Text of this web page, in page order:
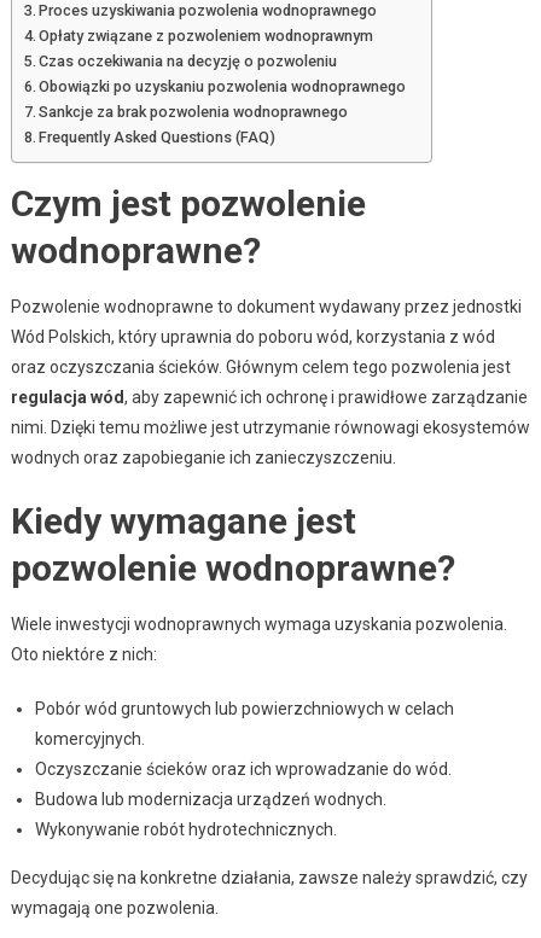
Proces uzyskiwania pozwolenia wodnoprawnego
Opłaty związane z pozwoleniem wodnoprawnym
Czas oczekiwania na decyzję o pozwoleniu
Obowiązki po uzyskaniu pozwolenia wodnoprawnego
Sankcje za brak pozwolenia wodnoprawnego
Frequently Asked Questions (FAQ)
Czym jest pozwolenie
wodnoprawne?
Pozwolenie wodnoprawne to dokument wydawany przez jednostki
Wód Polskich, który uprawnia do poboru wód, korzystania z wód
oraz oczyszczania ścieków. Głównym celem tego pozwolenia jest
regulacja wód, aby zapewnić ich ochronę i prawidłowe zarządzanie
nimi. Dzięki temu możliwe jest utrzymanie równowagi ekosystemów
wodnych oraz zapobieganie ich zanieczyszczeniu.
Kiedy wymagane jest
pozwolenie wodnoprawne?
Wiele inwestycji wodnoprawnych wymaga uzyskania pozwolenia.
Oto niektóre z nich:
Pobór wód gruntowych lub powierzchniowych w celach
komercyjnych.
Oczyszczanie ścieków oraz ich wprowadzanie do wód.
Budowa lub modernizacja urządzeń wodnych.
Wykonywanie robót hydrotechnicznych.
Decydując się na konkretne działania, zawsze należy sprawdzić, czy
wymagają one pozwolenia.